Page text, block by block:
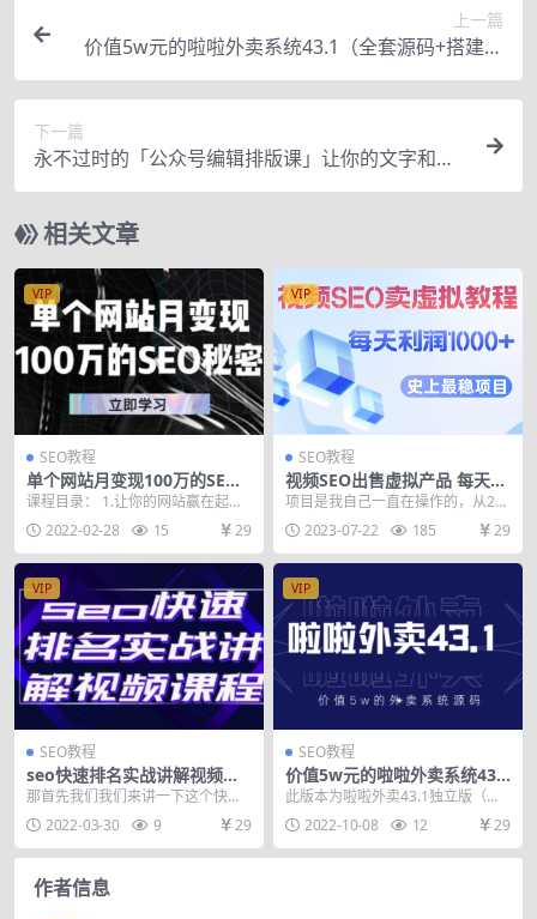
上一篇
价值5w元的啦啦外卖系统43.1（全套源码+搭建视
频教程）
下一篇
永不过时的「公众号编辑排版课」让你的文字和版
面更精致（15节课）
相关文章
VIP
SEO教程
单个网站月变现100万的SEO
秘密：如何百分百做出赚钱站
点
课程目录： 1.让你的网站赢在起跑
线上 域名服务器程序对SEO影响讲
解 2.让你...
2022-02-28 15 29
VIP
SEO教程
视频SEO出售虚拟产品 每天稳
定2-5单 利润1000+ 史上最稳
定私域变现项目
项目是我自己一直在操作的，从20
15年到现在，一直都是比较稳，只
是最近两年，因为...
2023-07-22 185 29
VIP
SEO教程
seo快速排名实战讲解视频课
程，揭秘seo快排原理
那首先我们我们来讲一下这个快速
这排名，他到底是什么啊？其实快
速排名是什么我在这里...
2022-03-30 9 29
VIP
SEO教程
价值5w元的啦啦外卖系统43.1
（全套源码+搭建视频教程）
此版本为啦啦外卖43.1独立版（独
立版不需要微擎） 某宝花200大洋
买的 系统l...
2022-10-08 12 29
作者信息